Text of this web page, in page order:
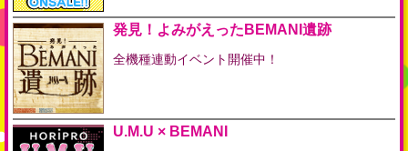
発見！よみがえったBEMANI遺跡
全機種連動イベント開催中！
U.M.U × BEMANI